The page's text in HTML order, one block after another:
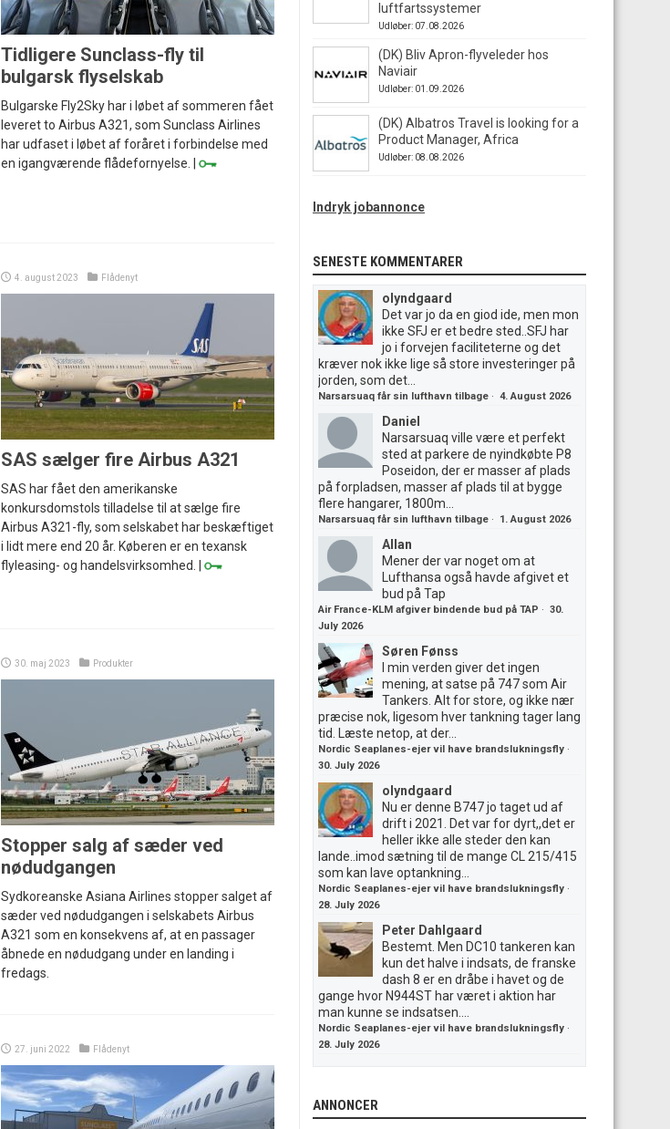
Tidligere Sunclass-fly til
bulgarsk flyselskab
Bulgarske Fly2Sky har i løbet af sommeren fået
leveret to Airbus A321, som Sunclass Airlines
har udfaset i løbet af foråret i forbindelse med
en igangværende flådefornyelse. |
4. august 2023 Flådenyt
SAS sælger fire Airbus A321
SAS har fået den amerikanske
konkursdomstols tilladelse til at sælge fire
Airbus A321-fly, som selskabet har beskæftiget
i lidt mere end 20 år. Køberen er en texansk
flyleasing- og handelsvirksomhed. |
30. maj 2023 Produkter
Stopper salg af sæder ved
nødudgangen
Sydkoreanske Asiana Airlines stopper salget af
sæder ved nødudgangen i selskabets Airbus
A321 som en konsekvens af, at en passager
åbnede en nødudgang under en landing i
fredags.
27. juni 2022 Flådenyt
luftfartssystemer
Udløber: 07.08.2026
(DK) Bliv Apron-flyveleder hos
Naviair
Udløber: 01.09.2026
(DK) Albatros Travel is looking for a
Product Manager, Africa
Udløber: 08.08.2026
Indryk jobannonce
SENESTE KOMMENTARER
olyndgaard
Det var jo da en giod ide, men mon
ikke SFJ er et bedre sted..SFJ har
jo i forvejen faciliteterne og det
kræver nok ikke lige så store investeringer på
jorden, som det...
Narsarsuaq får sin lufthavn tilbage · 4. August 2026
Daniel
Narsarsuaq ville være et perfekt
sted at parkere de nyindkøbte P8
Poseidon, der er masser af plads
på forpladsen, masser af plads til at bygge
flere hangarer, 1800m...
Narsarsuaq får sin lufthavn tilbage · 1. August 2026
Allan
Mener der var noget om at
Lufthansa også havde afgivet et
bud på Tap
Air France-KLM afgiver bindende bud på TAP · 30.
July 2026
Søren Fønss
I min verden giver det ingen
mening, at satse på 747 som Air
Tankers. Alt for store, og ikke nær
præcise nok, ligesom hver tankning tager lang
tid. Læste netop, at der...
Nordic Seaplanes-ejer vil have brandslukningsfly ·
30. July 2026
olyndgaard
Nu er denne B747 jo taget ud af
drift i 2021. Det var for dyrt,,det er
heller ikke alle steder den kan
lande..imod sætning til de mange CL 215/415
som kan lave optankning...
Nordic Seaplanes-ejer vil have brandslukningsfly ·
28. July 2026
Peter Dahlgaard
Bestemt. Men DC10 tankeren kan
kun det halve i indsats, de franske
dash 8 er en dråbe i havet og de
gange hvor N944ST har været i aktion har
man kunne se indsatsen....
Nordic Seaplanes-ejer vil have brandslukningsfly ·
28. July 2026
ANNONCER